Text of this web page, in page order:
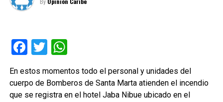
Facebook
TwitterWhatsApp
En estos momentos todo el personal y unidades del
cuerpo de Bomberos de Santa Marta atienden el incendio
que se registra en el hotel Jaba Nibue ubicado en el